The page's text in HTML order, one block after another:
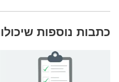
​כתבות נוספות